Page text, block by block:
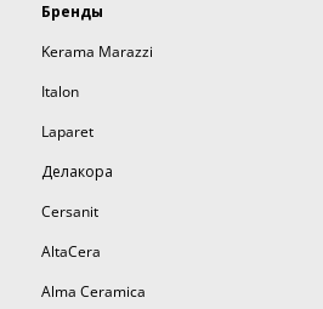
Бренды
Kerama Marazzi
Italon
Laparet
Делакора
Cersanit
AltaCera
Alma Ceramica